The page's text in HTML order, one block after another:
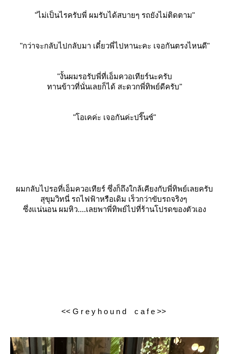
"ไม่เป็นไรครับพี่ ผมรับได้สบายๆ รถยังไม่ติดตาม"
"กว่าจะกลับไปกลับมา เดี๋ยวพี่ไปหานะคะ เจอกันตรงไหนดี"
"งั้นผมรอรับพี่ที่เอ็มควอเทียร์นะครับ
ทานข้าวที่นั่นเลยก็ได้ สะดวกพี่ทิพย์ดีครับ"
"โอเคค่ะ เจอกันค่ะปริ๊นซ์"
ผมกลับไปรอที่เอ็มควอเทียร์ ซึ่งก็ถึงใกล้เคียงกับพี่ทิพย์เลยครับ
สุขุมวิทนี่ รถไฟฟ้าหรือเดิม เร็วกว่าขับรถจริงๆ
ซึ่งแน่นอน ผมหิว....เลยพาพี่ทิพย์ไปที่ร้านโปรดของตัวเอง
<< G r e y h o u n d c a f e >>